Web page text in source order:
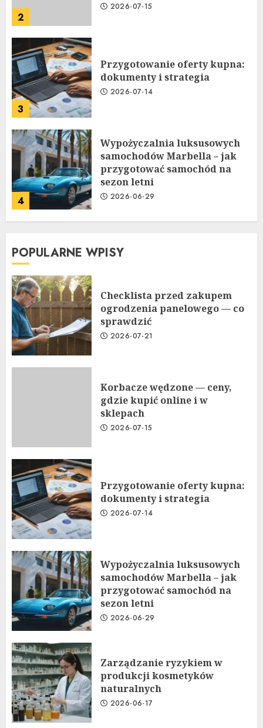
2
2026-07-15
3
Przygotowanie oferty kupna:
dokumenty i strategia
2026-07-14
4
Wypożyczalnia luksusowych
samochodów Marbella – jak
przygotować samochód na
sezon letni
2026-06-29
POPULARNE WPISY
Checklista przed zakupem
ogrodzenia panelowego — co
sprawdzić
2026-07-21
Korbacze wędzone — ceny,
gdzie kupić online i w
sklepach
2026-07-15
Przygotowanie oferty kupna:
dokumenty i strategia
2026-07-14
Wypożyczalnia luksusowych
samochodów Marbella – jak
przygotować samochód na
sezon letni
2026-06-29
Zarządzanie ryzykiem w
produkcji kosmetyków
naturalnych
2026-06-17